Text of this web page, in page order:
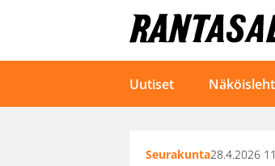
Uutiset
Seurakunta28.4.2026